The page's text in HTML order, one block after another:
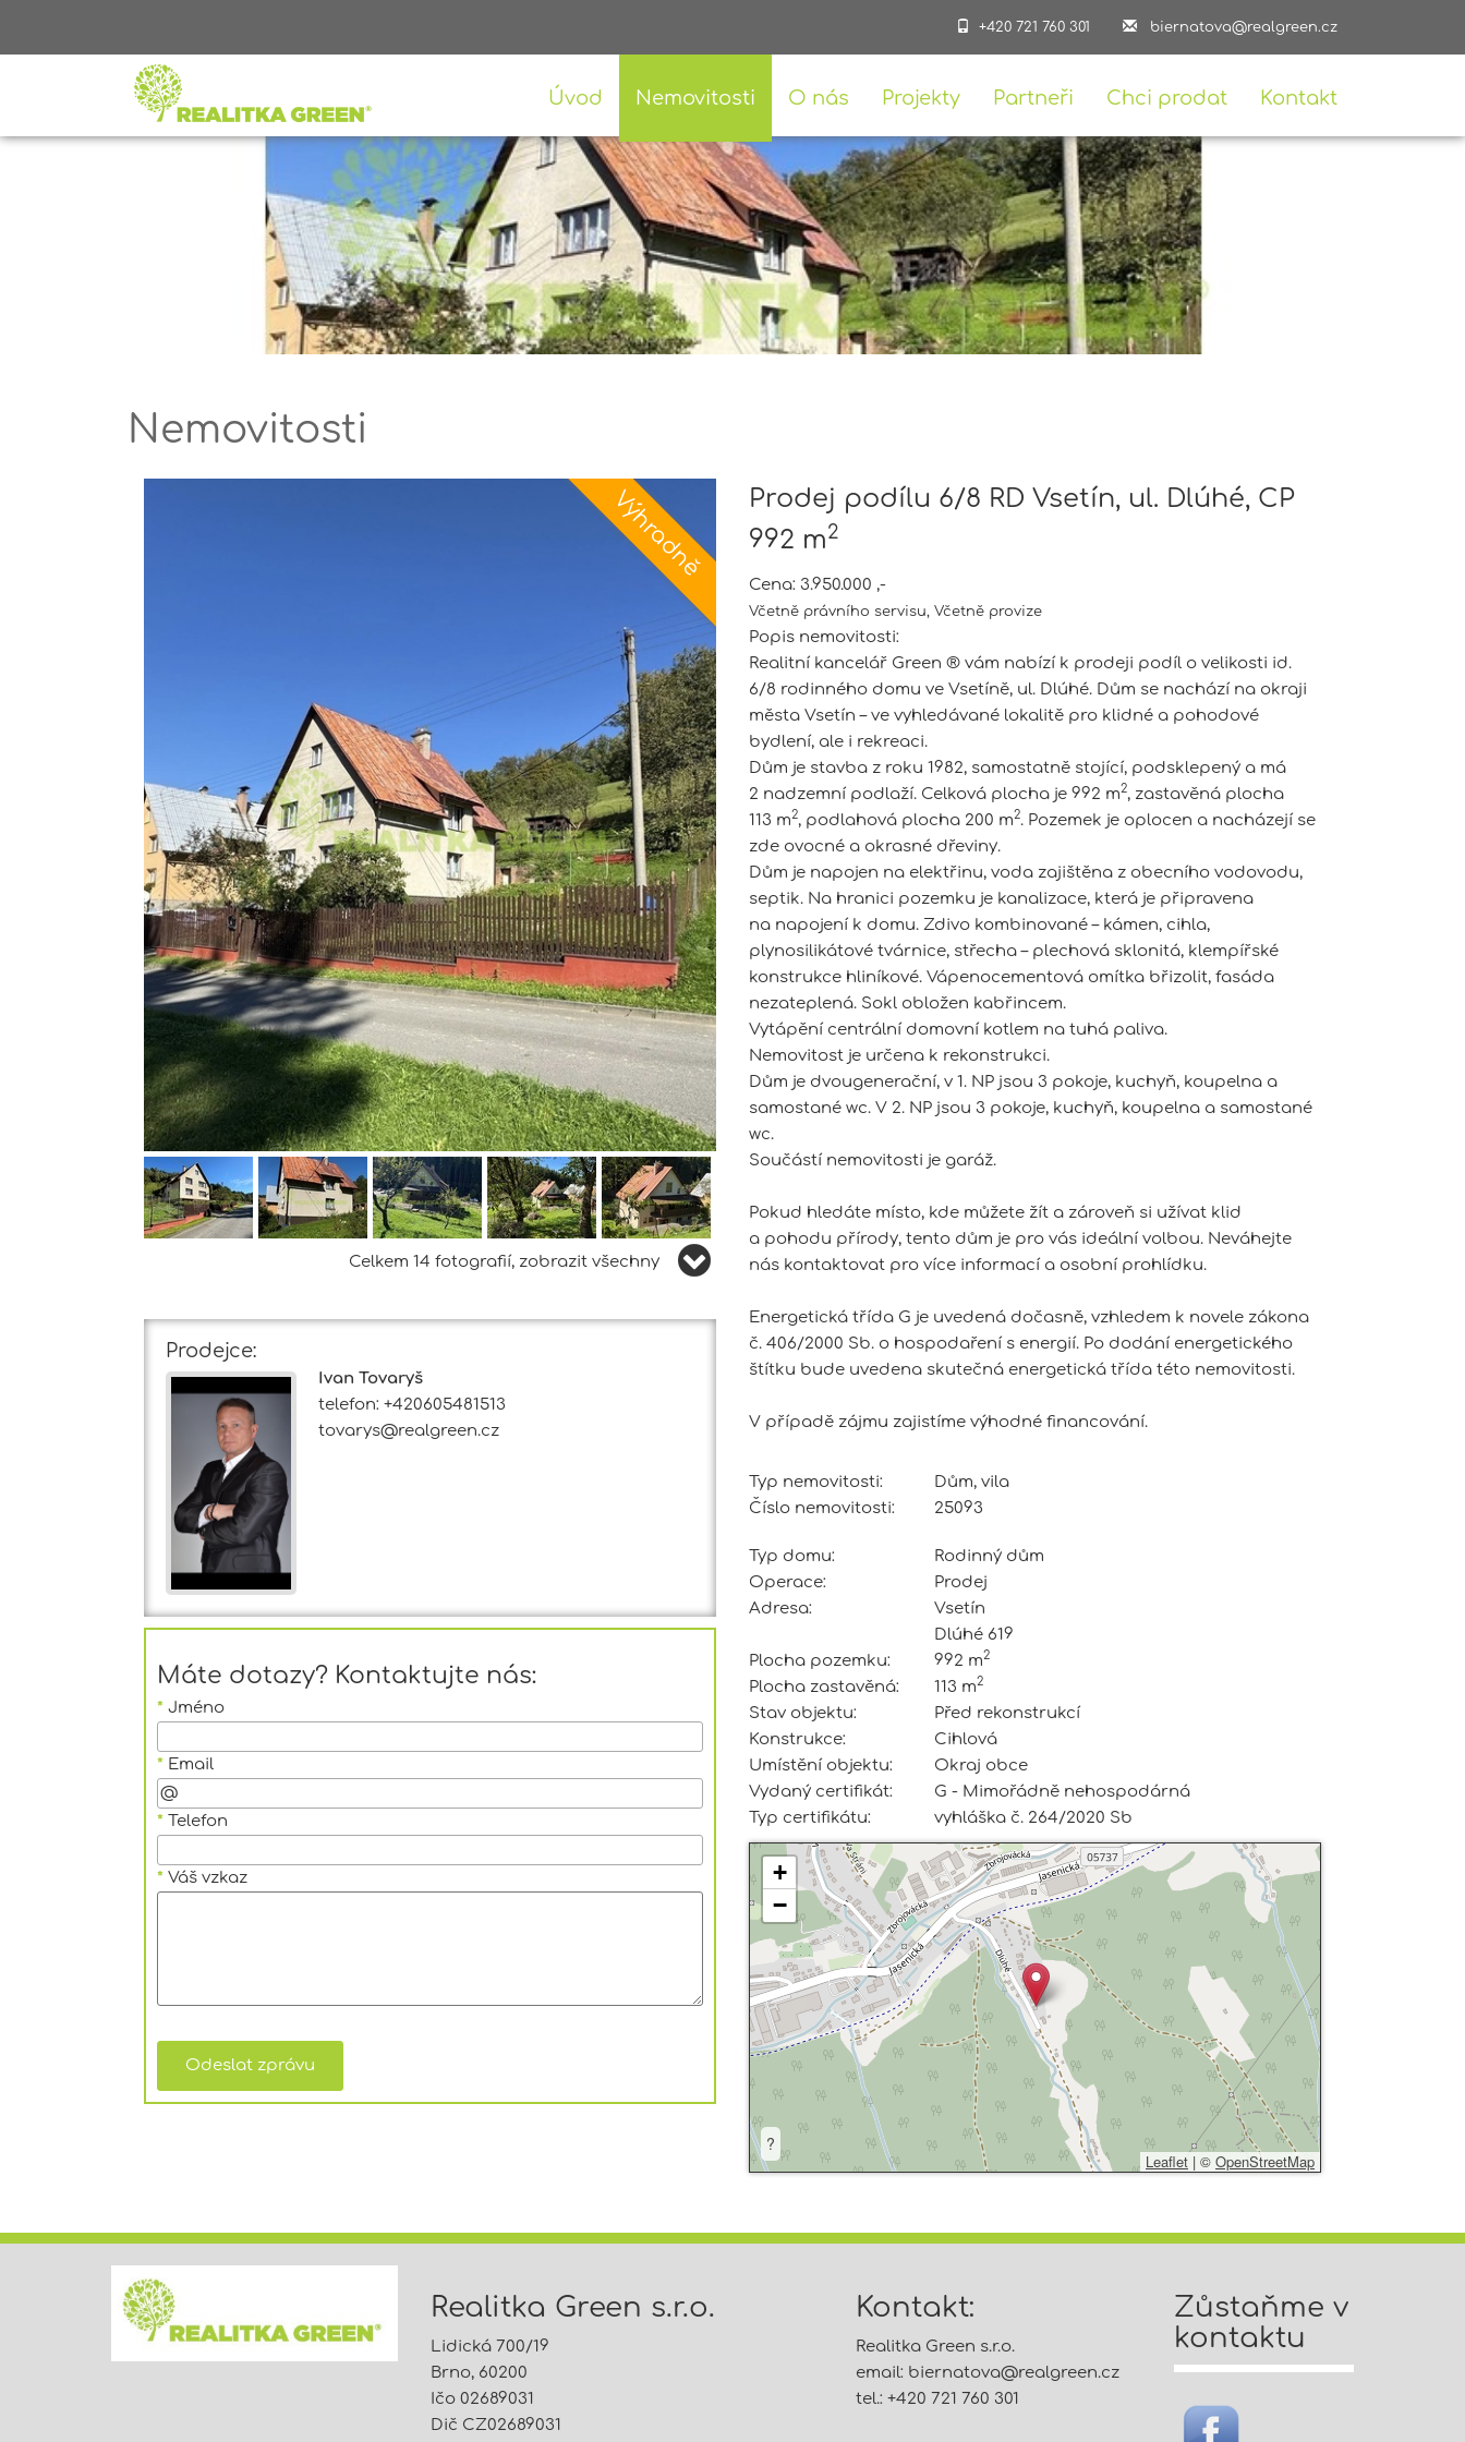
biernatova@realgreen.cz
+420 721 760 301
Úvod Nemovitosti O nás Projekty Partneři Chci prodat Kontakt
Nemovitosti
Celkem 14 fotografií, zobrazit všechny
Prodejce:
Ivan Tovaryš
telefon: +420605481513
tovarys@realgreen.cz
Máte dotazy? Kontaktujte nás:
* Jméno
* Email
* Telefon
* Váš vzkaz
Prodej podílu 6/8 RD Vsetín, ul. Dlúhé, CP
992 m2
Cena: 3.950.000 ,-
Včetně právního servisu, Včetně provize
Popis nemovitosti:
Realitní kancelář Green ® vám nabízí k prodeji podíl o velikosti id.
6/8 rodinného domu ve Vsetíně, ul. Dlúhé. Dům se nachází na okraji
města Vsetín – ve vyhledávané lokalitě pro klidné a pohodové
bydlení, ale i rekreaci.
Dům je stavba z roku 1982, samostatně stojící, podsklepený a má
2 nadzemní podlaží. Celková plocha je 992 m2, zastavěná plocha
113 m2, podlahová plocha 200 m2. Pozemek je oplocen a nacházejí se
zde ovocné a okrasné dřeviny.
Dům je napojen na elektřinu, voda zajištěna z obecního vodovodu,
septik. Na hranici pozemku je kanalizace, která je připravena
na napojení k domu. Zdivo kombinované – kámen, cihla,
plynosilikátové tvárnice, střecha – plechová sklonitá, klempířské
konstrukce hliníkové. Vápenocementová omítka břizolit, fasáda
nezateplená. Sokl obložen kabřincem.
Vytápění centrální domovní kotlem na tuhá paliva.
Nemovitost je určena k rekonstrukci.
Dům je dvougenerační, v 1. NP jsou 3 pokoje, kuchyň, koupelna a
samostané wc. V 2. NP jsou 3 pokoje, kuchyň, koupelna a samostané
wc.
Součástí nemovitosti je garáž.
Pokud hledáte místo, kde můžete žít a zároveň si užívat klid
a pohodu přírody, tento dům je pro vás ideální volbou. Neváhejte
nás kontaktovat pro více informací a osobní prohlídku.
Energetická třída G je uvedená dočasně, vzhledem k novele zákona
č. 406/2000 Sb. o hospodaření s energií. Po dodání energetického
štítku bude uvedena skutečná energetická třída této nemovitosti.
V případě zájmu zajistíme výhodné financování.
Typ nemovitosti:
Dům, vila
Číslo nemovitosti:
25093
Typ domu:
Rodinný dům
Operace:
Prodej
Adresa:
Vsetín
Dlúhé 619
Plocha pozemku:
992 m2
Plocha zastavěná: 113 m2
Stav objektu:
Před rekonstrukcí
Konstrukce:
Cihlová
Umístění objektu:
Okraj obce
Vydaný certifikát:
G - Mimořádně nehospodárná
Typ certifikátu:
vyhláška č. 264/2020 Sb
+
−
?
Leaflet | © OpenStreetMap
Realitka Green s.r.o.
Lidická 700/19
Brno, 60200
Ičo 02689031
Dič CZ02689031
Kontakt:
Realitka Green s.r.o.
email: biernatova@realgreen.cz
tel.: +420 721 760 301
Zůstaňme v
kontaktu